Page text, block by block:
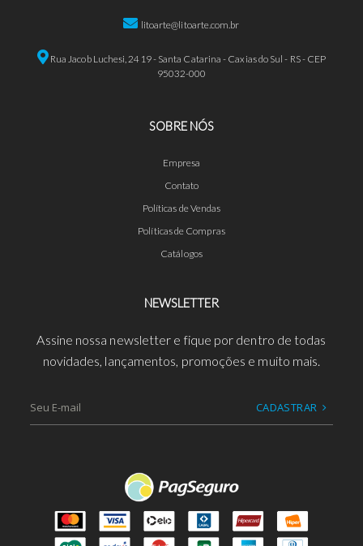
litoarte@litoarte.com.br
Rua Jacob Luchesi, 2419 - Santa Catarina - Caxias do Sul - RS - CEP
95032-000
SOBRE NÓS
Empresa
Contato
Políticas de Vendas
Políticas de Compras
Catálogos
NEWSLETTER
Assine nossa newsletter e fique por dentro de todas
novidades, lançamentos, promoções e muito mais.
CADASTRAR